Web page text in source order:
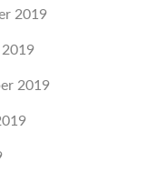
2019
2019